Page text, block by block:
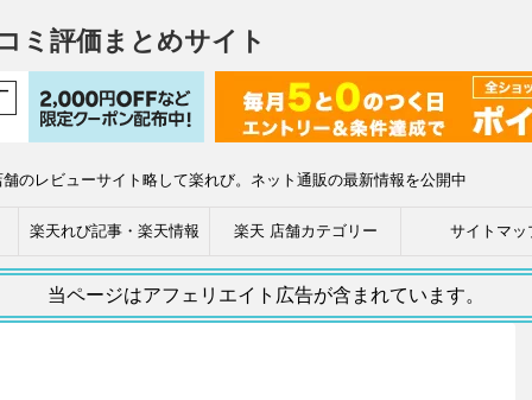
ミ評価まとめサイト
のレビューサイト略して楽れび。ネット通販の最新情報を公開中
楽天れび記事・楽天情報 楽天 店舗カテゴリー サイトマッ
当ページはアフェリエイト広告が含まれています。